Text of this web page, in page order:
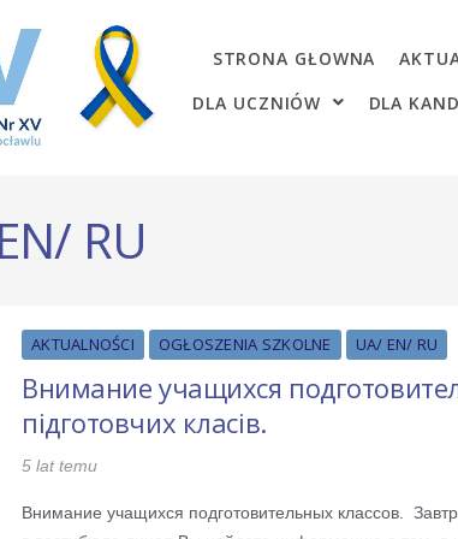
STRONA GŁOWNA
DLA UCZNIÓW
DLA
RU
AKTUALNOŚCI OGŁOSZENIA SZKOLNE UA/ EN/ RU
Внимание учащихся
підготовчих класів.
5 lat temu
Внимание учащихся подготовительных классов.